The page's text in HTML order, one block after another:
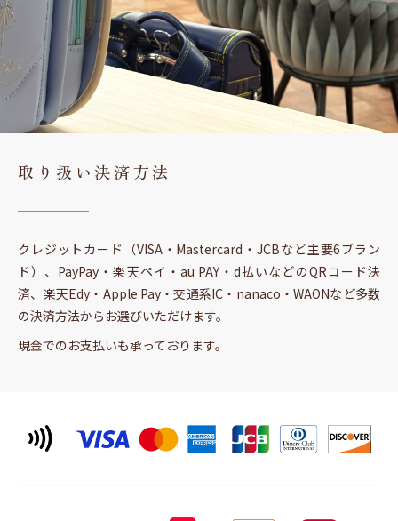
取り扱い決済方法
クレジットカード（VISA・Mastercard・JCBなど主要6ブラン
ド）、PayPay・楽天ペイ・au PAY・d払いなどのQRコード決
済、楽天Edy・Apple Pay・交通系IC・nanaco・WAONなど多数
の決済方法からお選びいただけます。
現金でのお支払いも承っております。